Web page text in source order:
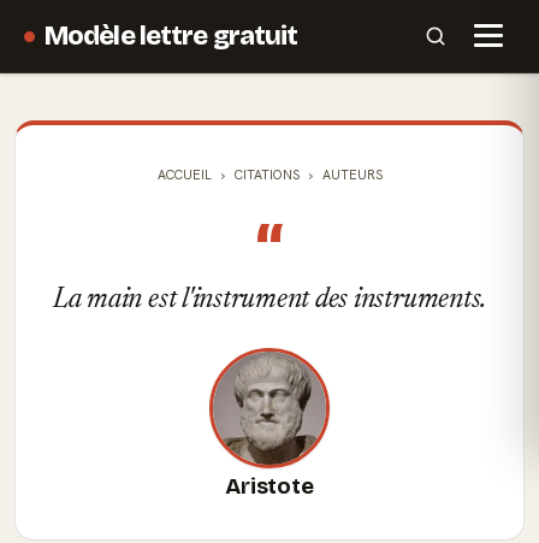
Modèle lettre gratuit
ACCUEIL CITATIONS AUTEURS
“
La main est l'instrument des instruments.
Aristote